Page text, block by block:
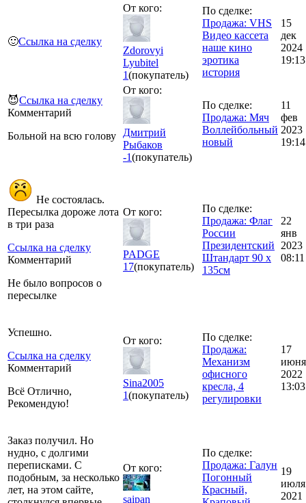
🙂Ссылка на сделку
От кого:
Zdorovyi
Lyubitel
1(покупатель)
По сделке:
Продажа: VHS
Видео кассета
наше кино
эротика
история
15
дек
2024
19:13
😈Ссылка на сделку
Комментарий
Больной на всю голову
От кого:
Дмитрий
Рыбаков
-1(покупатель)
По сделке:
Продажа: Мяч
Воллейбольный
новый
11
фев
2023
19:14
Не состоялась.
Пересылка дороже лота
в три раза
Ссылка на сделку
Комментарий
Не было вопросов о
пересылке
От кого:
PADGE
17(покупатель)
По сделке:
Продажа: Флаг
России
Президентский
Штандарт 90 х
135см
22
янв
2023
08:11
Успешно.
Ссылка на сделку
Комментарий
Всё Отлично,
Рекомендую!
От кого:
Sina2005
1(покупатель)
По сделке:
Продажа:
Механизм
офисного
кресла, 4
регулировки
17
июня
2022
13:03
Заказ получил. Но
нудно, с долгими
переписками. С
подобным, за несколько
лет, на этом сайте,
От кого:
saipan
По сделке:
Продажа: Галун
Погонный
Красный,
19
июля
2021